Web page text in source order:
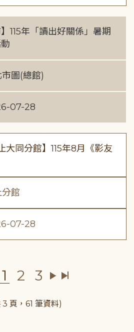
】115年「讀出好關係」暑期
圖(總館)
07-28
大同分館】115年8月《影友
館
07-28
1 2 3
3 頁，61 筆資料)